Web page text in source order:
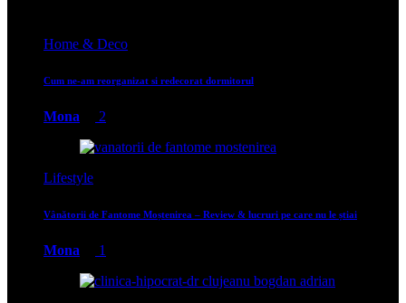
Home & Deco
Cum ne-am reorganizat si redecorat dormitorul
Mona 2
Lifestyle
Vânătorii de Fantome Moștenirea – Review & lucruri pe care nu le știai
Mona 1